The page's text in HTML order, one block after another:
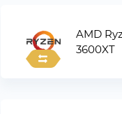
AMD
3600XT